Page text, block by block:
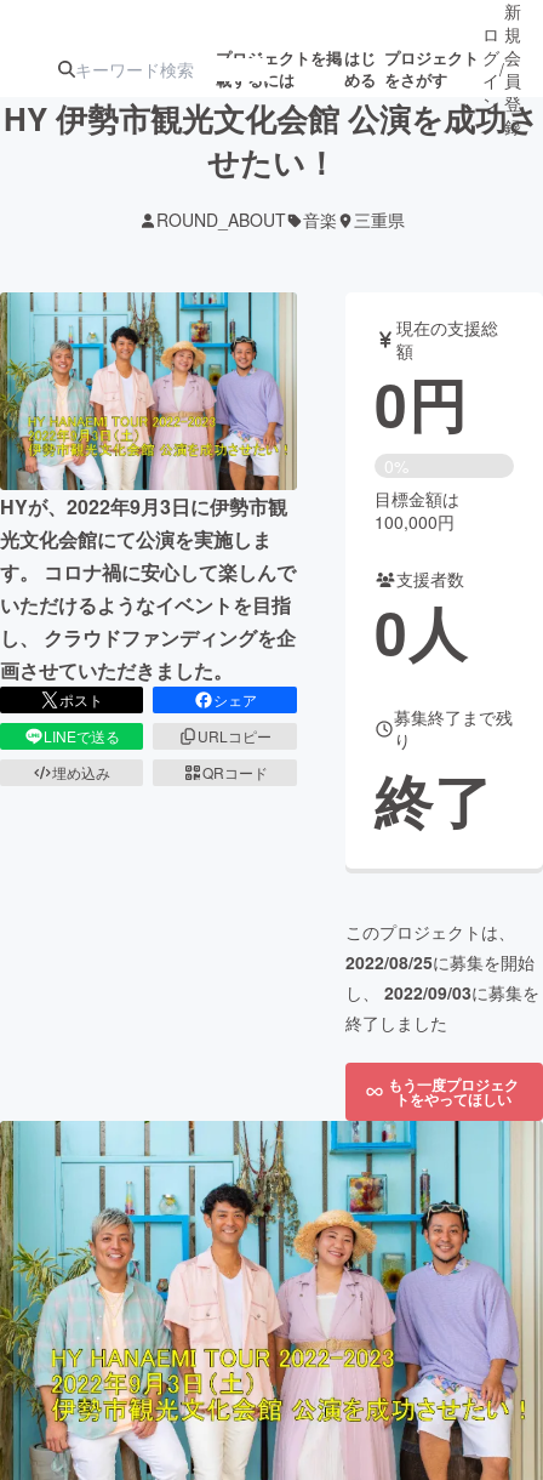
プロジェクトを掲
載するには
はじ
める
プロジェクト
をさがす
ターン
ジェクト
募集終了が近いプ
ロジェクト
アート・写真 音楽
テクノロジー・ガジェット ゲーム・サ
映像・映画 書籍・雑誌
ビジネス・起業 チャレンジ
まちづくり・地域活性化
CAMPFIRE for Social Good
CAMPFIRE Creation
CAMPFIREふるさと納税
ロ
グ
イ
ン
/
新
規
会
員
登
録
HY 伊勢市観光文化会館 公演を成功さ
せたい！
ROUND_ABOUT 音楽 三重県
HYが、2022年9月3日に伊勢市観
光文化会館にて公演を実施しま
す。 コロナ禍に安心して楽しんで
いただけるようなイベントを目指
し、 クラウドファンディングを企
画させていただきました。
ポスト
シェア
LINEで送る
URLコピー
埋め込み
QRコード
現在の支援総
額
0円
0%
目標金額は
100,000円
支援者数
0人
募集終了まで残
り
終了
このプロジェクトは、
2022/08/25に募集を開始
し、 2022/09/03に募集を
終了しました
もう一度プロジェク
トをやってほしい